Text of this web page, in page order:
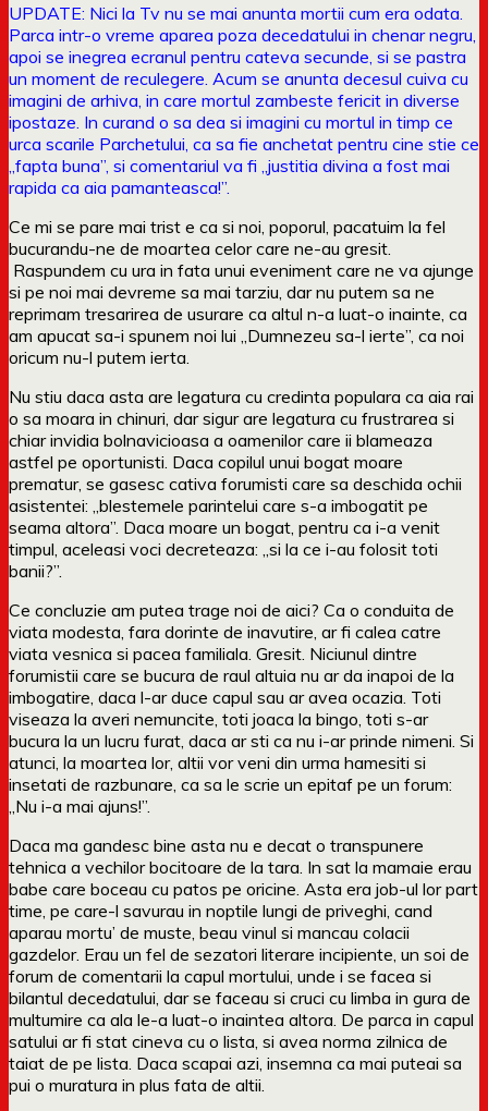
UPDATE: Nici la Tv nu se mai anunta mortii cum era odata.
Parca intr-o vreme aparea poza decedatului in chenar negru,
apoi se inegrea ecranul pentru cateva secunde, si se pastra
un moment de reculegere. Acum se anunta decesul cuiva cu
imagini de arhiva, in care mortul zambeste fericit in diverse
ipostaze. In curand o sa dea si imagini cu mortul in timp ce
urca scarile Parchetului, ca sa fie anchetat pentru cine stie ce
„fapta buna”, si comentariul va fi „justitia divina a fost mai
rapida ca aia pamanteasca!”.
Ce mi se pare mai trist e ca si noi, poporul, pacatuim la fel
bucurandu-ne de moartea celor care ne-au gresit.
Raspundem cu ura in fata unui eveniment care ne va ajunge
si pe noi mai devreme sa mai tarziu, dar nu putem sa ne
reprimam tresarirea de usurare ca altul n-a luat-o inainte, ca
am apucat sa-i spunem noi lui „Dumnezeu sa-l ierte”, ca noi
oricum nu-l putem ierta.
Nu stiu daca asta are legatura cu credinta populara ca aia rai
o sa moara in chinuri, dar sigur are legatura cu frustrarea si
chiar invidia bolnavicioasa a oamenilor care ii blameaza
astfel pe oportunisti. Daca copilul unui bogat moare
prematur, se gasesc cativa forumisti care sa deschida ochii
asistentei: „blestemele parintelui care s-a imbogatit pe
seama altora”. Daca moare un bogat, pentru ca i-a venit
timpul, aceleasi voci decreteaza: „si la ce i-au folosit toti
banii?”.
Ce concluzie am putea trage noi de aici? Ca o conduita de
viata modesta, fara dorinte de inavutire, ar fi calea catre
viata vesnica si pacea familiala. Gresit. Niciunul dintre
forumistii care se bucura de raul altuia nu ar da inapoi de la
imbogatire, daca l-ar duce capul sau ar avea ocazia. Toti
viseaza la averi nemuncite, toti joaca la bingo, toti s-ar
bucura la un lucru furat, daca ar sti ca nu i-ar prinde nimeni. Si
atunci, la moartea lor, altii vor veni din urma hamesiti si
insetati de razbunare, ca sa le scrie un epitaf pe un forum:
„Nu i-a mai ajuns!”.
Daca ma gandesc bine asta nu e decat o transpunere
tehnica a vechilor bocitoare de la tara. In sat la mamaie erau
babe care boceau cu patos pe oricine. Asta era job-ul lor part
time, pe care-l savurau in noptile lungi de priveghi, cand
aparau mortu’ de muste, beau vinul si mancau colacii
gazdelor. Erau un fel de sezatori literare incipiente, un soi de
forum de comentarii la capul mortului, unde i se facea si
bilantul decedatului, dar se faceau si cruci cu limba in gura de
multumire ca ala le-a luat-o inaintea altora. De parca in capul
satului ar fi stat cineva cu o lista, si avea norma zilnica de
taiat de pe lista. Daca scapai azi, insemna ca mai puteai sa
pui o muratura in plus fata de altii.